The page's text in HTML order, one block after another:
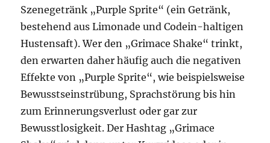
Szenegetränk „Purple Sprite“ (ein Getränk,
bestehend aus Limonade und Codein-haltigen
Hustensaft). Wer den „Grimace Shake“ trinkt,
den erwarten daher häufig auch die negativen
Effekte von „Purple Sprite“, wie beispielsweise
Bewusstseinstrübung, Sprachstörung bis hin
zum Erinnerungsverlust oder gar zur
Bewusstlosigkeit. Der Hashtag „Grimace